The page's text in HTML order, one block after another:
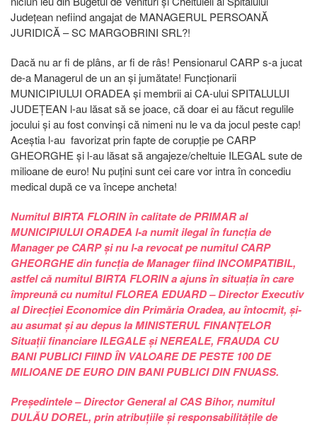
Județean nefiind angajat de MANAGERUL PERSOANĂ
JURIDICĂ – SC MARGOBRINI SRL?!
Dacă nu ar fi de plâns, ar fi de râs! Pensionarul CARP s-a jucat
de-a Managerul de un an și jumătate! Funcționarii
MUNICIPIULUI ORADEA și membrii ai CA-ului SPITALULUI
JUDEȚEAN l-au lăsat să se joace, că doar ei au făcut regulile
jocului și au fost convinși că nimeni nu le va da jocul peste cap!
Aceștia l-au favorizat prin fapte de corupție pe CARP
GHEORGHE și l-au lăsat să angajeze/cheltuie ILEGAL sute de
milioane de euro! Nu puțini sunt cei care vor intra în concediu
medical după ce va începe ancheta!
Numitul BIRTA FLORIN în calitate de PRIMAR al
MUNICIPIULUI ORADEA l-a numit ilegal în funcția de
Manager pe CARP și nu l-a revocat pe numitul CARP
GHEORGHE din funcția de Manager fiind INCOMPATIBIL,
astfel că numitul BIRTA FLORIN a ajuns în situația în care
împreună cu numitul FLOREA EDUARD – Director Executiv
al Direcției Economice din Primăria Oradea, au întocmit, și-
au asumat și au depus la MINISTERUL FINANȚELOR
Situații financiare ILEGALE și NEREALE, FRAUDA CU
BANI PUBLICI FIIND ÎN VALOARE DE PESTE 100 DE
MILIOANE DE EURO DIN BANI PUBLICI DIN FNUASS.
Președintele – Director General al CAS Bihor, numitul
DULĂU DOREL, prin atribuțiile și responsabilitățile de